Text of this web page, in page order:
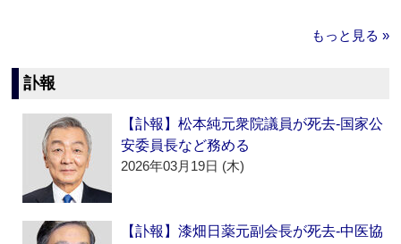
もっと見る »
訃報
【訃報】松本純元衆院議員が死去‐国家公
安委員長など務める
2026年03月19日 (木)
【訃報】漆畑日薬元副会長が死去‐中医協